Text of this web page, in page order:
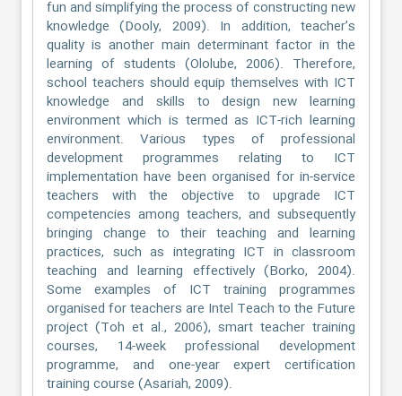
fun and simplifying the process of constructing new
knowledge (Dooly, 2009). In addition, teacher’s
quality is another main determinant factor in the
learning of students (Ololube, 2006). Therefore,
school teachers should equip themselves with ICT
knowledge and skills to design new learning
environment which is termed as ICT-rich learning
environment. Various types of professional
development programmes relating to ICT
implementation have been organised for in-service
teachers with the objective to upgrade ICT
competencies among teachers, and subsequently
bringing change to their teaching and learning
practices, such as integrating ICT in classroom
teaching and learning effectively (Borko, 2004).
Some examples of ICT training programmes
organised for teachers are Intel Teach to the Future
project (Toh et al., 2006), smart teacher training
courses, 14-week professional development
programme, and one-year expert certification
training course (Asariah, 2009).